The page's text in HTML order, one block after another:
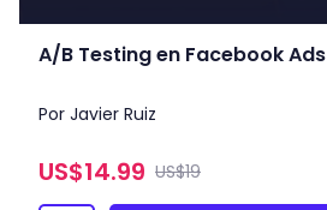
A/B Testing en Facebook Ads
Por Javier Ruiz
US$14.99 US$19